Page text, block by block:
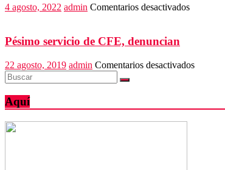
Oaxaca
4 agosto, 2022 admin Comentarios desactivadosen
federación
Pésimo servicio de CFE, denuncian
22 agosto, 2019 admin Comentarios desactivadosen
CFE,
Aquí